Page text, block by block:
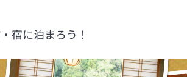
宿に泊まろう！